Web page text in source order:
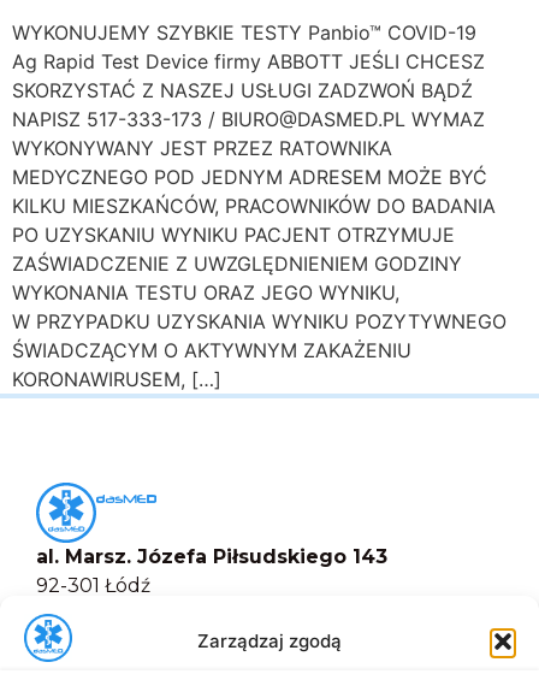
Zarządzaj zgodą
WYKONUJEMY SZYBKIE TESTY Panbio™ COVID-19
Ag Rapid Test Device firmy ABBOTT JEŚLI CHCESZ
SKORZYSTAĆ Z NASZEJ USŁUGI ZADZWOŃ BĄDŹ
NAPISZ 517-333-173 / BIURO@DASMED.PL WYMAZ
WYKONYWANY JEST PRZEZ RATOWNIKA
MEDYCZNEGO POD JEDNYM ADRESEM MOŻE BYĆ
KILKU MIESZKAŃCÓW, PRACOWNIKÓW DO BADANIA
PO UZYSKANIU WYNIKU PACJENT OTRZYMUJE
ZAŚWIADCZENIE Z UWZGLĘDNIENIEM GODZINY
WYKONANIA TESTU ORAZ JEGO WYNIKU,
W PRZYPADKU UZYSKANIA WYNIKU POZYTYWNEGO
ŚWIADCZĄCYM O AKTYWNYM ZAKAŻENIU
KORONAWIRUSEM, […]
al. Marsz. Józefa Piłsudskiego 143
92-301 Łódź
biuro@dasmed.pl